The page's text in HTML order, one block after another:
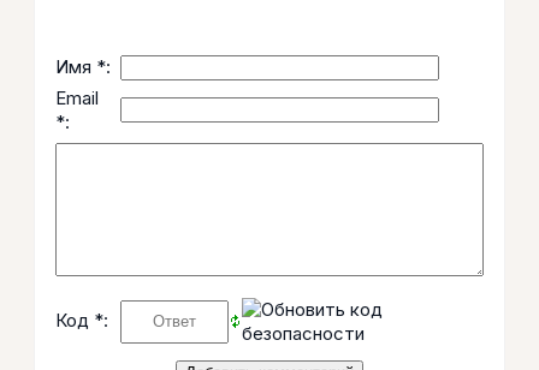
Имя *:
Email
*:
Код *: